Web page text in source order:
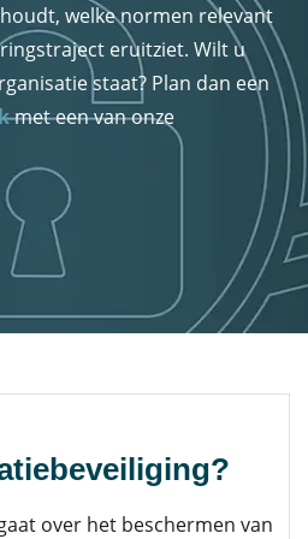
welke normen relevant
eruitziet. Wilt u
staat? Plan dan een
met een van onze
over het beschermen van